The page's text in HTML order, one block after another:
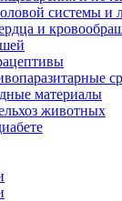
системы и
и
материалы
животных